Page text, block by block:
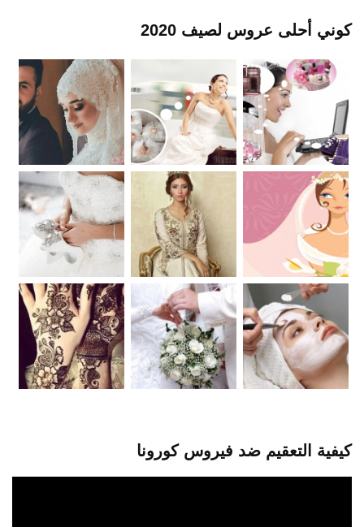
كوني أحلى عروس لصيف 2020
كيفية التعقيم ضد فيروس كورونا